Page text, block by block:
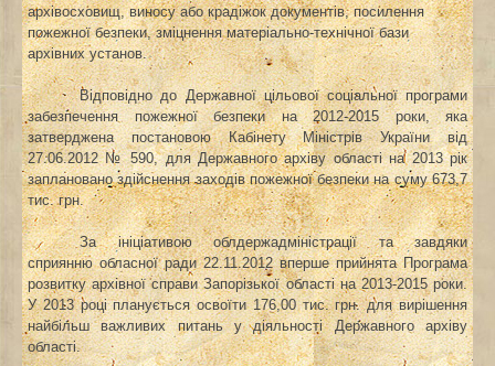
архівосховищ, виносу або крадіжок документів, посилення
пожежної безпеки, зміцнення матеріально-технічної бази
архівних установ.
Відповідно до Державної цільової соціальної програми
забезпечення пожежної безпеки на 2012-2015 роки, яка
затверджена постановою Кабінету Міністрів України від
27.06.2012 № 590, для Державного архіву області на 2013 рік
заплановано здійснення заходів пожежної безпеки на суму 673,7
тис. грн.
За ініціативою облдержадміністрації та завдяки
сприянню обласної ради 22.11.2012 вперше прийнята Програма
розвитку архівної справи Запорізької області на 2013-2015 роки.
У 2013 році планується освоїти 176,00 тис. грн. для вирішення
найбільш важливих питань у діяльності Державного архіву
області.